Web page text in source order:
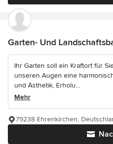
Garten- Und
Ihr Garten soll ein Kraftort für
unseren Augen eine
und Ästhetik, Erholu...
Mehr
79238 Ehrenkirchen,